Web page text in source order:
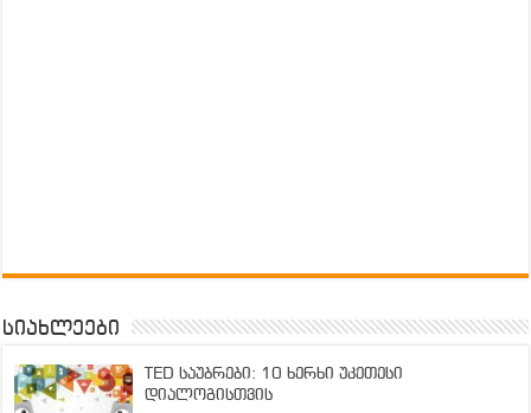
სიახლეები
TED საუბრები: 10 ხერხი უკეთესი
დიალოგისთვის